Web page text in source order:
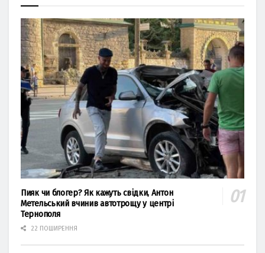
Пияк чи блогер? Як кажуть свідки, Антон
Метельський вчинив автотрощу у центрі
Тернополя
22 ПОШИРЕННЯ